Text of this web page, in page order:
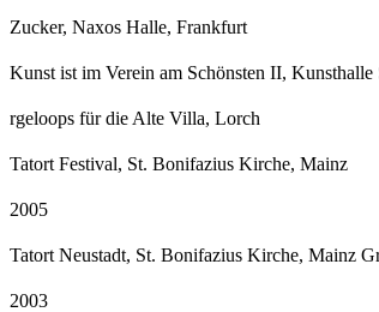
Zucker, Naxos Halle, Frankfurt
Kunst ist im Verein am Schönsten II,
rgeloops für die Alte Villa, Lorch
Tatort Festival, St. Bonifazius Kirche, Mainz
2005
Tatort Neustadt, St. Bonifazius Kirche, Mainz
2003